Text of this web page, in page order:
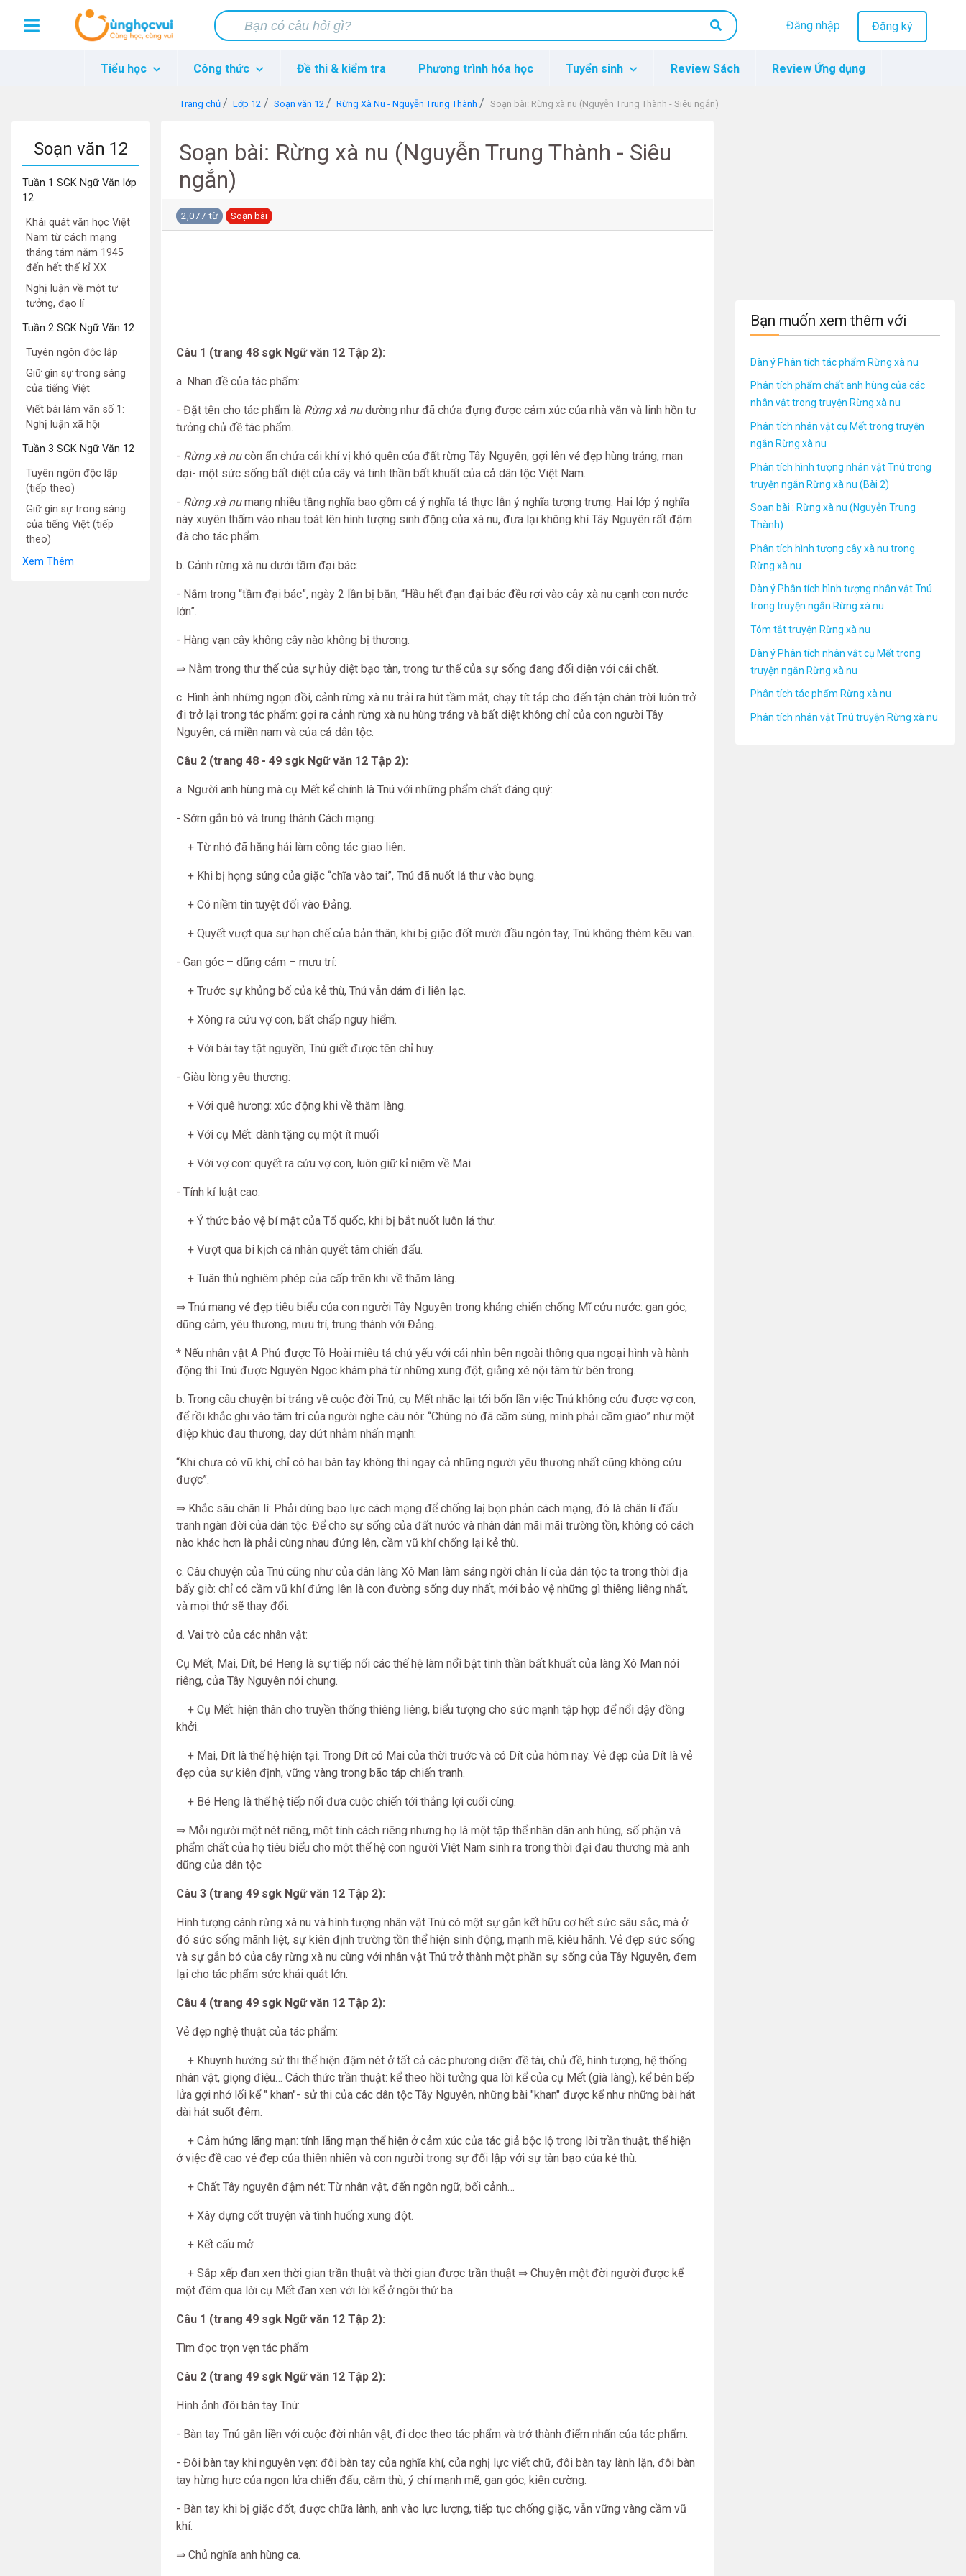
Đăng nhập Đăng ký
Tiểu học Công thức Đề thi & kiểm tra Phương trình hóa học Tuyển sinh Review Sách Review Ứng dụng
Trang chủ Lớp 12 Soạn văn 12 Rừng Xà Nu - Nguyễn Trung Thành Soạn bài: Rừng xà nu (Nguyễn Trung Thành - Siêu ngắn)
Soạn văn 12
Tuần 1 SGK Ngữ Văn lớp
12
Khái quát văn học Việt
Nam từ cách mạng
tháng tám năm 1945
đến hết thế kỉ XX
Nghị luận về một tư
tưởng, đạo lí
Tuần 2 SGK Ngữ Văn 12
Tuyên ngôn độc lập
Giữ gìn sự trong sáng
của tiếng Việt
Viết bài làm văn số 1:
Nghị luận xã hội
Tuần 3 SGK Ngữ Văn 12
Tuyên ngôn độc lập
(tiếp theo)
Giữ gìn sự trong sáng
của tiếng Việt (tiếp
theo)
Xem Thêm
Soạn bài: Rừng xà nu (Nguyễn Trung Thành - Siêu
ngắn)
2,077 từ Soạn bài
Câu 1 (trang 48 sgk Ngữ văn 12 Tập 2):
a. Nhan đề của tác phẩm:
- Đặt tên cho tác phẩm là Rừng xà nudường như đã chứa đựng được cảm xúc của nhà văn và linh hồn tư
tưởng chủ đề tác phẩm.
- Rừng xà nucòn ẩn chứa cái khí vị khó quên của đất rừng Tây Nguyên, gợi lên vẻ đẹp hùng tráng, man
dại- một sức sống bất diệt của cây và tinh thần bất khuất của cả dân tộc Việt Nam.
- Rừng xà numang nhiều tầng nghĩa bao gồm cả ý nghĩa tả thực lẫn ý nghĩa tượng trưng. Hai lớp ý nghĩa
này xuyên thấm vào nhau toát lên hình tượng sinh động của xà nu, đưa lại không khí Tây Nguyên rất đậm
đà cho tác phẩm.
b. Cảnh rừng xà nu dưới tầm đại bác:
- Nằm trong “tầm đại bác”, ngày 2 lần bị bắn, “Hầu hết đạn đại bác đều rơi vào cây xà nu cạnh con nước
lớn”.
- Hàng vạn cây không cây nào không bị thương.
⇒ Nằm trong thư thế của sự hủy diệt bạo tàn, trong tư thế của sự sống đang đối diện với cái chết.
c. Hình ảnh những ngọn đồi, cảnh rừng xà nu trải ra hút tầm mắt, chạy tít tắp cho đến tận chân trời luôn trở
đi trở lại trong tác phẩm: gợi ra cảnh rừng xà nu hùng tráng và bất diệt không chỉ của con người Tây
Nguyên, cả miền nam và của cả dân tộc.
Câu 2 (trang 48 - 49 sgk Ngữ văn 12 Tập 2):
a. Người anh hùng mà cụ Mết kể chính là Tnú với những phẩm chất đáng quý:
- Sớm gắn bó và trung thành Cách mạng:
+ Từ nhỏ đã hăng hái làm công tác giao liên.
+ Khi bị họng súng của giặc “chĩa vào tai”, Tnú đã nuốt lá thư vào bụng.
+ Có niềm tin tuyệt đối vào Đảng.
+ Quyết vượt qua sự hạn chế của bản thân, khi bị giặc đốt mười đầu ngón tay, Tnú không thèm kêu van.
- Gan góc – dũng cảm – mưu trí:
+ Trước sự khủng bố của kẻ thù, Tnú vẫn dám đi liên lạc.
+ Xông ra cứu vợ con, bất chấp nguy hiểm.
+ Với bài tay tật nguyền, Tnú giết được tên chỉ huy.
- Giàu lòng yêu thương:
+ Với quê hương: xúc động khi về thăm làng.
+ Với cụ Mết: dành tặng cụ một ít muối
+ Với vợ con: quyết ra cứu vợ con, luôn giữ kỉ niệm về Mai.
- Tính kỉ luật cao:
+ Ý thức bảo vệ bí mật của Tổ quốc, khi bị bắt nuốt luôn lá thư.
+ Vượt qua bi kịch cá nhân quyết tâm chiến đấu.
+ Tuân thủ nghiêm phép của cấp trên khi về thăm làng.
⇒ Tnú mang vẻ đẹp tiêu biểu của con người Tây Nguyên trong kháng chiến chống Mĩ cứu nước: gan góc,
dũng cảm, yêu thương, mưu trí, trung thành với Đảng.
* Nếu nhân vật A Phủ được Tô Hoài miêu tả chủ yếu với cái nhìn bên ngoài thông qua ngoại hình và hành
động thì Tnú được Nguyên Ngọc khám phá từ những xung đột, giằng xé nội tâm từ bên trong.
b. Trong câu chuyện bi tráng về cuộc đời Tnú, cụ Mết nhắc lại tới bốn lần việc Tnú không cứu được vợ con,
để rồi khắc ghi vào tâm trí của người nghe câu nói: “Chúng nó đã cầm súng, mình phải cầm giáo” như một
điệp khúc đau thương, day dứt nhằm nhấn mạnh:
“Khi chưa có vũ khí, chỉ có hai bàn tay không thì ngay cả những người yêu thương nhất cũng không cứu
được”.
⇒ Khắc sâu chân lí: Phải dùng bạo lực cách mạng để chống laị bọn phản cách mạng, đó là chân lí đấu
tranh ngàn đời của dân tộc. Để cho sự sống của đất nước và nhân dân mãi mãi trường tồn, không có cách
nào khác hơn là phải cùng nhau đứng lên, cầm vũ khí chống lại kẻ thù.
c. Câu chuyện của Tnú cũng như của dân làng Xô Man làm sáng ngời chân lí của dân tộc ta trong thời địa
bấy giờ: chỉ có cầm vũ khí đứng lên là con đường sống duy nhất, mới bảo vệ những gì thiêng liêng nhất,
và mọi thứ sẽ thay đổi.
d. Vai trò của các nhân vật:
Cụ Mết, Mai, Dít, bé Heng là sự tiếp nối các thế hệ làm nổi bật tinh thần bất khuất của làng Xô Man nói
riêng, của Tây Nguyên nói chung.
+ Cụ Mết: hiện thân cho truyền thống thiêng liêng, biểu tượng cho sức mạnh tập hợp để nổi dậy đồng
khởi.
+ Mai, Dít là thế hệ hiện tại. Trong Dít có Mai của thời trước và có Dít của hôm nay. Vẻ đẹp của Dít là vẻ
đẹp của sự kiên định, vững vàng trong bão táp chiến tranh.
+ Bé Heng là thế hệ tiếp nối đưa cuộc chiến tới thắng lợi cuối cùng.
⇒ Mỗi người một nét riêng, một tính cách riêng nhưng họ là một tập thể nhân dân anh hùng, số phận và
phẩm chất của họ tiêu biểu cho một thế hệ con người Việt Nam sinh ra trong thời đại đau thương mà anh
dũng của dân tộc
Câu 3 (trang 49 sgk Ngữ văn 12 Tập 2):
Hình tượng cánh rừng xà nu và hình tượng nhân vật Tnú có một sự gắn kết hữu cơ hết sức sâu sắc, mà ở
đó sức sống mãnh liệt, sự kiên định trường tồn thể hiện sinh động, mạnh mẽ, kiêu hãnh. Vẻ đẹp sức sống
và sự gắn bó của cây rừng xà nu cùng với nhân vật Tnú trở thành một phần sự sống của Tây Nguyên, đem
lại cho tác phẩm sức khái quát lớn.
Câu 4 (trang 49 sgk Ngữ văn 12 Tập 2):
Vẻ đẹp nghệ thuật của tác phẩm:
+ Khuynh hướng sử thi thể hiện đậm nét ở tất cả các phương diện: đề tài, chủ đề, hình tượng, hệ thống
nhân vật, giọng điệu… Cách thức trần thuật: kể theo hồi tưởng qua lời kể của cụ Mết (già làng), kể bên bếp
lửa gợi nhớ lối kể " khan"- sử thi của các dân tộc Tây Nguyên, những bài "khan" được kể như những bài hát
dài hát suốt đêm.
+ Cảm hứng lãng mạn: tính lãng mạn thể hiện ở cảm xúc của tác giả bộc lộ trong lời trần thuật, thể hiện
ở việc đề cao vẻ đẹp của thiên nhiên và con người trong sự đối lập với sự tàn bạo của kẻ thù.
+ Chất Tây nguyên đậm nét: Từ nhân vật, đến ngôn ngữ, bối cảnh…
+ Xây dựng cốt truyện và tình huống xung đột.
+ Kết cấu mở.
+ Sắp xếp đan xen thời gian trần thuật và thời gian được trần thuật ⇒ Chuyện một đời người được kể
một đêm qua lời cụ Mết đan xen với lời kể ở ngôi thứ ba.
Câu 1 (trang 49 sgk Ngữ văn 12 Tập 2):
Tìm đọc trọn vẹn tác phẩm
Câu 2 (trang 49 sgk Ngữ văn 12 Tập 2):
Hình ảnh đôi bàn tay Tnú:
- Bàn tay Tnú gắn liền với cuộc đời nhân vật, đi dọc theo tác phẩm và trở thành điểm nhấn của tác phẩm.
- Đôi bàn tay khi nguyên vẹn: đôi bàn tay của nghĩa khí, của nghị lực viết chữ, đôi bàn tay lành lặn, đôi bàn
tay hừng hực của ngọn lửa chiến đấu, căm thù, ý chí mạnh mẽ, gan góc, kiên cường.
- Bàn tay khi bị giặc đốt, được chữa lành, anh vào lực lượng, tiếp tục chống giặc, vẫn vững vàng cầm vũ
khí.
⇒ Chủ nghĩa anh hùng ca.
Bạn muốn xem thêm với
Dàn ý Phân tích tác phẩm Rừng xà nu
Phân tích phẩm chất anh hùng của các
nhân vật trong truyện Rừng xà nu
Phân tích nhân vật cụ Mết trong truyện
ngắn Rừng xà nu
Phân tích hình tượng nhân vật Tnú trong
truyện ngắn Rừng xà nu (Bài 2)
Soạn bài : Rừng xà nu (Nguyễn Trung
Thành)
Phân tích hình tượng cây xà nu trong
Rừng xà nu
Dàn ý Phân tích hình tượng nhân vật Tnú
trong truyện ngắn Rừng xà nu
Tóm tắt truyện Rừng xà nu
Dàn ý Phân tích nhân vật cụ Mết trong
truyện ngắn Rừng xà nu
Phân tích tác phẩm Rừng xà nu
Phân tích nhân vật Tnú truyện Rừng xà nu